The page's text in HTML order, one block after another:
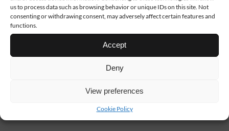
us to process data such as browsing behavior or unique IDs on this site. Not
consenting or withdrawing consent, may adversely affect certain features and
functions.
Accept
Deny
View preferences
Cookie Policy